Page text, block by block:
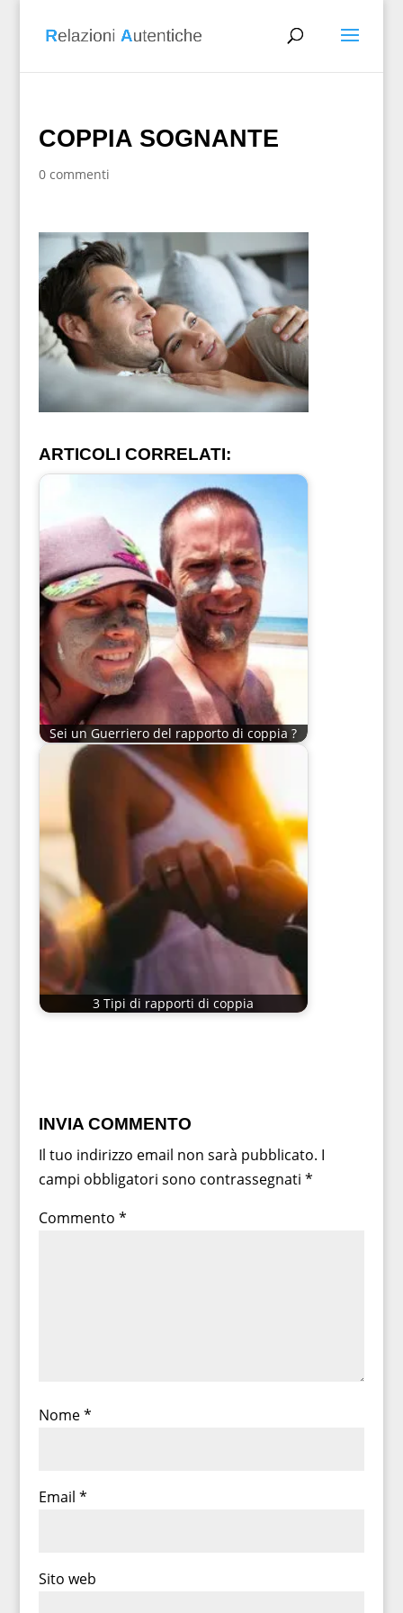
COPPIA SOGNANTE
0 commenti
ARTICOLI CORRELATI:
Sei un Guerriero del rapporto di coppia ?
3 Tipi di rapporti di coppia
INVIA COMMENTO
Il tuo indirizzo email non sarà pubblicato. I
campi obbligatori sono contrassegnati *
Commento *
Nome*
Email *
Sito web